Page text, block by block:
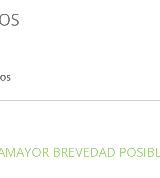
BREVEDAD